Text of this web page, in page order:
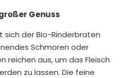
Genuss
sich der Bio-Rinderbraten
Schmoren oder
reichen aus, um das Fleisch
zu lassen. Die feine